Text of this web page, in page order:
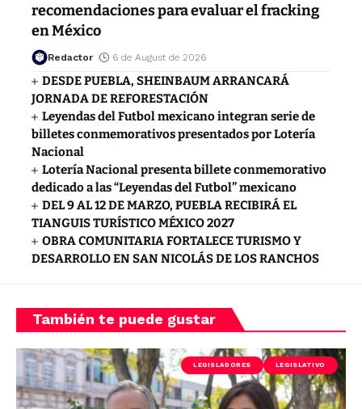
recomendaciones para evaluar el fracking
en México
Redactor 6 de August de 2026
DESDE PUEBLA, SHEINBAUM ARRANCARÁ
JORNADA DE REFORESTACIÓN
Leyendas del Futbol mexicano integran serie de
billetes conmemorativos presentados por Lotería
Nacional
Lotería Nacional presenta billete conmemorativo
dedicado a las “Leyendas del Futbol” mexicano
DEL 9 AL 12 DE MARZO, PUEBLA RECIBIRÁ EL
TIANGUIS TURÍSTICO MÉXICO 2027
OBRA COMUNITARIA FORTALECE TURISMO Y
DESARROLLO EN SAN NICOLÁS DE LOS RANCHOS
También te puede gustar
LEGISLADORES LEGISLATIVO